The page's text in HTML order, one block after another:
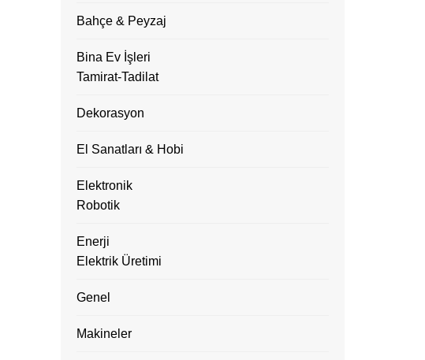
Bahçe & Peyzaj
Bina Ev İşleri
Tamirat-Tadilat
Dekorasyon
El Sanatları & Hobi
Elektronik
Robotik
Enerji
Elektrik Üretimi
Genel
Makineler